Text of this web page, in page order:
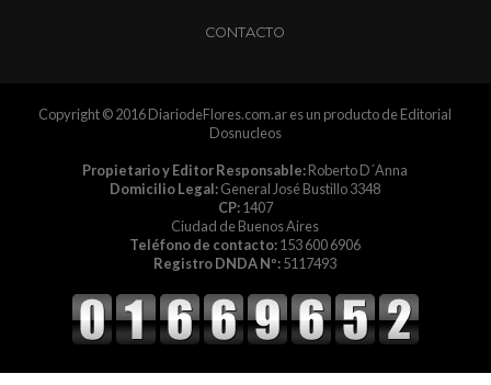
CONTACTO
Copyright © 2016 DiariodeFlores.com.ar es un producto de Editorial
Dosnucleos
Propietario y Editor Responsable:Roberto D´Anna
Domicilio Legal:General José Bustillo 3348
CP:1407
Ciudad de Buenos Aires
Teléfono de contacto:153 600 6906
Registro DNDA Nº:5117493